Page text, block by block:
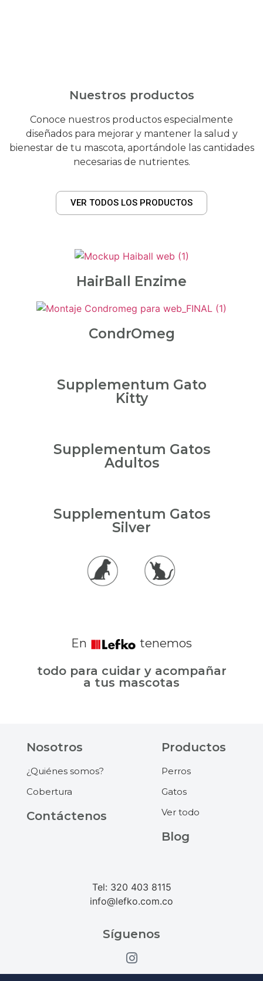
Nuestros productos
Conoce nuestros productos especialmente
diseñados para mejorar y mantener la salud y
bienestar de tu mascota, aportándole las cantidades
necesarias de nutrientes.
VER TODOS LOS PRODUCTOS
HairBall Enzime
CondrOmeg
Supplementum Gato
Kitty
Supplementum Gatos
Adultos
Supplementum Gatos
Silver
En
tenemos
todo para cuidar y acompañar
a tus mascotas
Nosotros
¿Quiénes somos?
Cobertura
Contáctenos
Productos
Perros
Gatos
Ver todo
Blog
Tel: 320 403 8115
info@lefko.com.co
Síguenos